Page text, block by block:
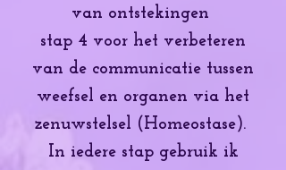
van ontstekingen
stap 4 voor het verbeteren
van de communicatie tussen
weefsel en organen via het
zenuwstelsel (Homeostase).
In iedere stap gebruik ik